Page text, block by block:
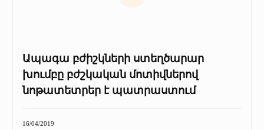
Ապագա բժիշկների ստեղծարար
խումբը բժշկական մոտիվներով
նոթատետրեր է պատրաստում
16/04/2019